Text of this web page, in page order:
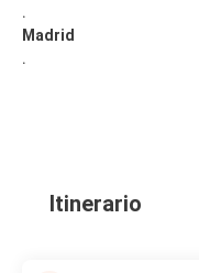
.
Madrid
.
Itinerario